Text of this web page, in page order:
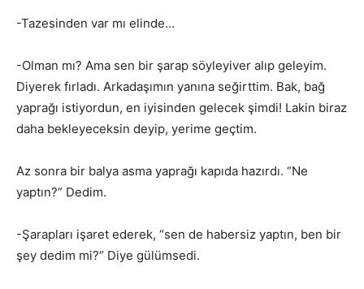
-Tazesinden var mı elinde…
-Olman mı? Ama sen bir şarap söyleyiver alıp geleyim.
Diyerek fırladı. Arkadaşımın yanına seğirttim. Bak, bağ
yaprağı istiyordun, en iyisinden gelecek şimdi! Lakin biraz
daha bekleyeceksin deyip, yerime geçtim.
Az sonra bir balya asma yaprağı kapıda hazırdı. “Ne
yaptın?” Dedim.
-Şarapları işaret ederek, “sen de habersiz yaptın, ben bir
şey dedim mi?” Diye gülümsedi.